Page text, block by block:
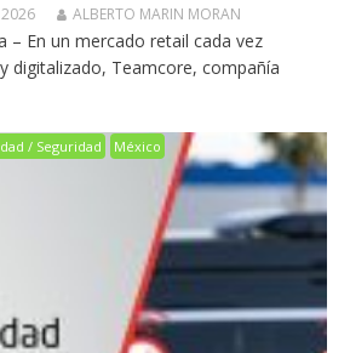
2026 ALBERTO MARIN MORAN
– En un mercado retail cada vez
digitalizado, Teamcore, compañía
/ Seguridad México